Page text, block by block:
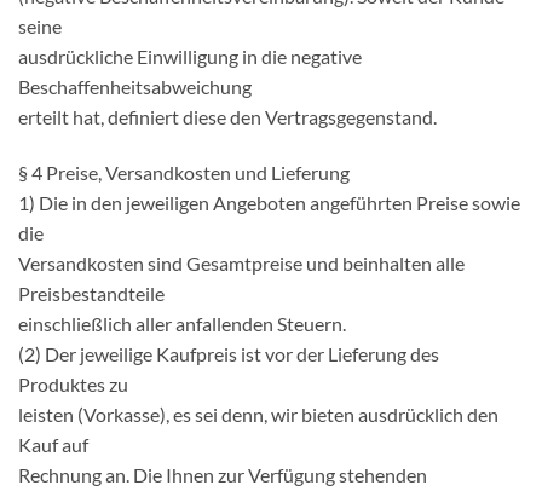
seine
ausdrückliche Einwilligung in die negative
Beschaffenheitsabweichung
erteilt hat, definiert diese den Vertragsgegenstand.
§ 4 Preise, Versandkosten und Lieferung
1) Die in den jeweiligen Angeboten angeführten Preise sowie
die
Versandkosten sind Gesamtpreise und beinhalten alle
Preisbestandteile
einschließlich aller anfallenden Steuern.
(2) Der jeweilige Kaufpreis ist vor der Lieferung des
Produktes zu
leisten (Vorkasse), es sei denn, wir bieten ausdrücklich den
Kauf auf
Rechnung an. Die Ihnen zur Verfügung stehenden